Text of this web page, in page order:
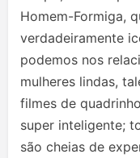
Homem-Formiga,
verdadeiramente
podemos nos
mulheres lindas,
filmes de
super inteligente;
são cheias de